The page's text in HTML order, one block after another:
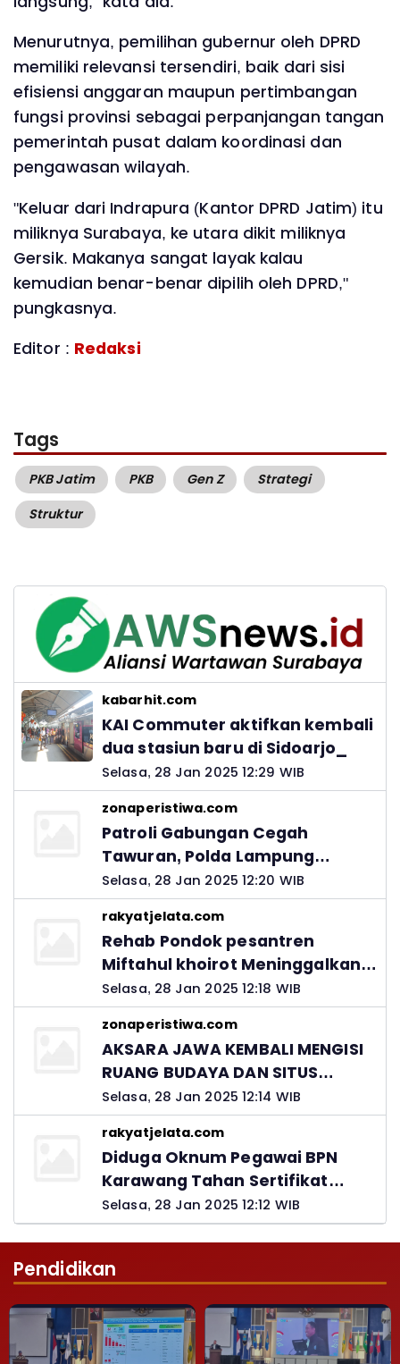
Menurutnya, pemilihan gubernur oleh DPRD
memiliki relevansi tersendiri, baik dari sisi
efisiensi anggaran maupun pertimbangan
fungsi provinsi sebagai perpanjangan tangan
pemerintah pusat dalam koordinasi dan
pengawasan wilayah.
"Keluar dari Indrapura (Kantor DPRD Jatim) itu
miliknya Surabaya, ke utara dikit miliknya
Gersik. Makanya sangat layak kalau
kemudian benar-benar dipilih oleh DPRD,"
pungkasnya.
Editor : Redaksi
Tags
PKB Jatim PKB Gen Z
Strategi
Struktur
kabarhit.com
KAI Commuter aktifkan kembali
dua stasiun baru di Sidoarjo_
Selasa, 28 Jan 2025 12:29 WIB
zonaperistiwa.com
Patroli Gabungan Cegah
Tawuran, Polda Lampung
Ingatkan Peran Orang Tua
Selasa, 28 Jan 2025 12:20 WIB
rakyatjelata.com
Rehab Pondok pesantren
Miftahul khoirot Meninggalkan
Hutang Ke Material, Mantan
Kadis PUPR Harus Bertanggung
Jawab
Selasa, 28 Jan 2025 12:18 WIB
zonaperistiwa.com
AKSARA JAWA KEMBALI MENGISI
RUANG BUDAYA DAN SITUS
LELUHUR NUSANTARA
Selasa, 28 Jan 2025 12:14 WIB
rakyatjelata.com
Diduga Oknum Pegawai BPN
Karawang Tahan Sertifikat
Pemohon PTSL
Selasa, 28 Jan 2025 12:12 WIB
Pendidikan